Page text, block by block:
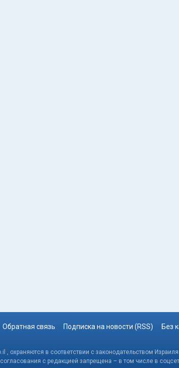
Обратная связь Подписка на новости (RSS) Без
охраняются в соответствии с законодательством
с редакцией запрещена – в том числе в